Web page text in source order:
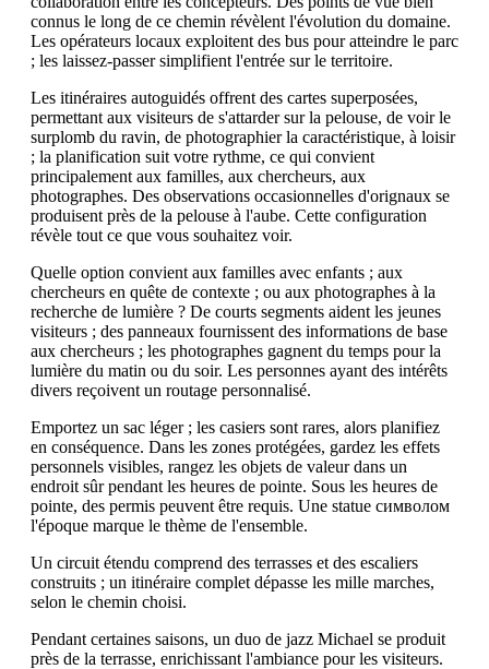
connus le long de ce chemin révèlent l'évolution du domaine.
Les opérateurs locaux exploitent des bus pour atteindre le parc
; les laissez-passer simplifient l'entrée sur le territoire.
Les itinéraires autoguidés offrent des cartes superposées,
permettant aux visiteurs de s'attarder sur la pelouse, de voir le
surplomb du ravin, de photographier la caractéristique, à loisir
; la planification suit votre rythme, ce qui convient
principalement aux familles, aux chercheurs, aux
photographes. Des observations occasionnelles d'orignaux se
produisent près de la pelouse à l'aube. Cette configuration
révèle tout ce que vous souhaitez voir.
Quelle option convient aux familles avec enfants ; aux
chercheurs en quête de contexte ; ou aux photographes à la
recherche de lumière ? De courts segments aident les jeunes
visiteurs ; des panneaux fournissent des informations de base
aux chercheurs ; les photographes gagnent du temps pour la
lumière du matin ou du soir. Les personnes ayant des intérêts
divers reçoivent un routage personnalisé.
Emportez un sac léger ; les casiers sont rares, alors planifiez
en conséquence. Dans les zones protégées, gardez les effets
personnels visibles, rangez les objets de valeur dans un
endroit sûr pendant les heures de pointe. Sous les heures de
pointe, des permis peuvent être requis. Une statue символом
l'époque marque le thème de l'ensemble.
Un circuit étendu comprend des terrasses et des escaliers
construits ; un itinéraire complet dépasse les mille marches,
selon le chemin choisi.
Pendant certaines saisons, un duo de jazz Michael se produit
près de la terrasse, enrichissant l'ambiance pour les visiteurs.